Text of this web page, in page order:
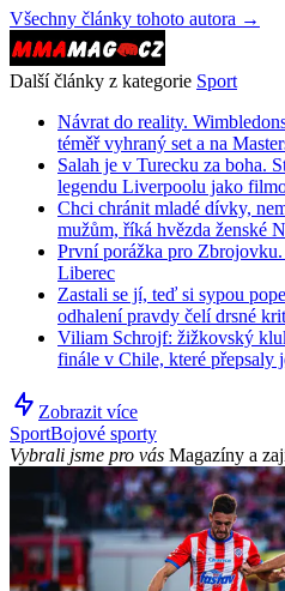
Všechny články tohoto autora →
Další články z kategorie Sport
Návrat do reality.
téměř vyhraný set a na
Salah je v Turecku za boha.
legendu Liverpoolu jako
Chci chránit mladé dívky,
mužům, říká hvězda ženské
První porážka pro
Liberec
Zastali se jí, teď si sypou
odhalení pravdy čelí drsné
Viliam Schrojf: žižkovský
finále v Chile, které přepsaly
Zobrazit více
SportBojové sporty
Vybrali jsme pro vás Magazíny a